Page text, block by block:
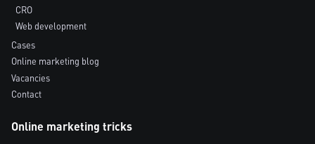
CRO
Web development
Cases
Online marketing blog
Vacancies
Contact
Online marketing tricks